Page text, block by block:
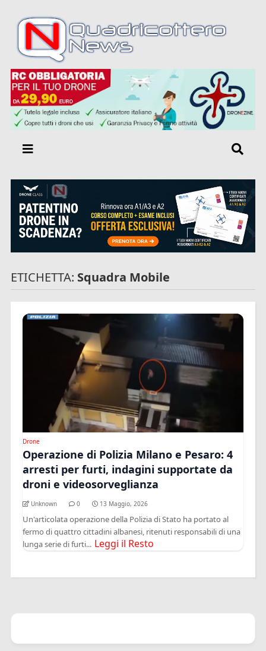
ETICHETTA: Squadra Mobile
Drone
Operazione di Polizia Milano e Pesaro: 4
arresti per furti, indagini supportate da
droni e videosorveglianza
Unknown 0 13 Maggio, 2026
Un'articolata operazione della Polizia di Stato ha portato al
fermo di quattro cittadini albanesi, ritenuti responsabili di una
lunga serie di furti... Leggi il Resto